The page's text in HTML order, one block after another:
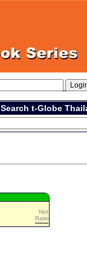
Search t-Globe
Not
Rated